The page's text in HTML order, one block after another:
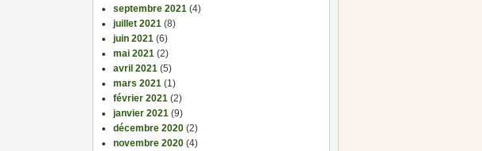
septembre 2021 (4)
juillet 2021 (8)
juin 2021 (6)
mai 2021 (2)
avril 2021 (5)
mars 2021 (1)
février 2021 (2)
janvier 2021 (9)
décembre 2020 (2)
novembre 2020 (4)